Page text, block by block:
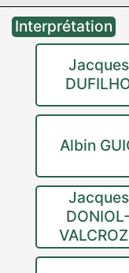
Interprétation
Jacques
Albin
Jacques
DONIOL-